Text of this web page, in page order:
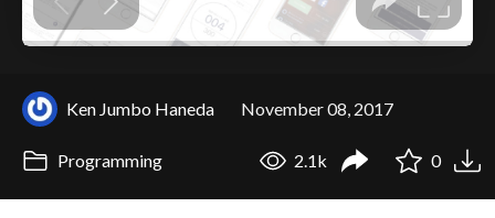
Ken Jumbo Haneda November 08, 2017
Programming 2.1k 0